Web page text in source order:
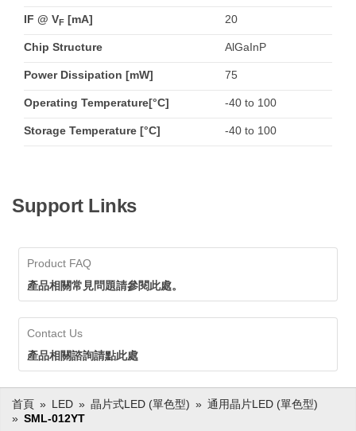
IF @ VF [mA] 20
Chip Structure AlGaInP
Power Dissipation [mW] 75
Operating Temperature[°C] -40 to 100
Storage Temperature [°C] -40 to 100
Support Links
Product FAQ
產品相關常見問題請參閱此處。
Contact Us
產品相關諮詢請點此處
首頁 LED 晶片式LED (單色型)
通用晶片LED (單色型)
SML-012YT